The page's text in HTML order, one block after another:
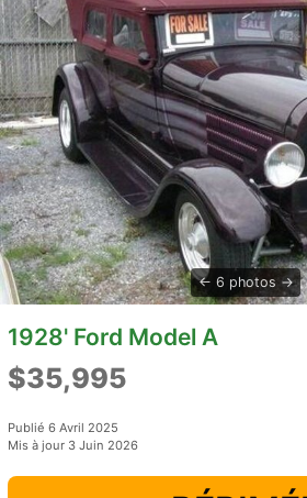
6 photos
1928' Ford Model A
$35,995
Publié 6 Avril 2025
Mis à jour 3 Juin 2026